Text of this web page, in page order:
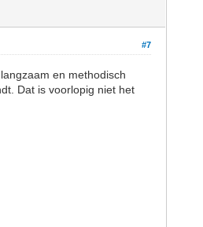
#7
en methodisch
Dat is voorlopig niet het